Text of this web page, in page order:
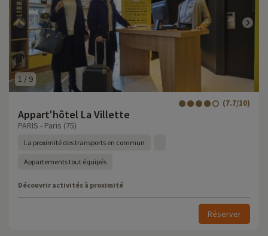
1 / 9
Appart'hôtel La Villette
(7.7/10)
PARIS - Paris (75)
La proximité des transports en commun
Appartements tout équipés
Découvrir activités à proximité
Réserver